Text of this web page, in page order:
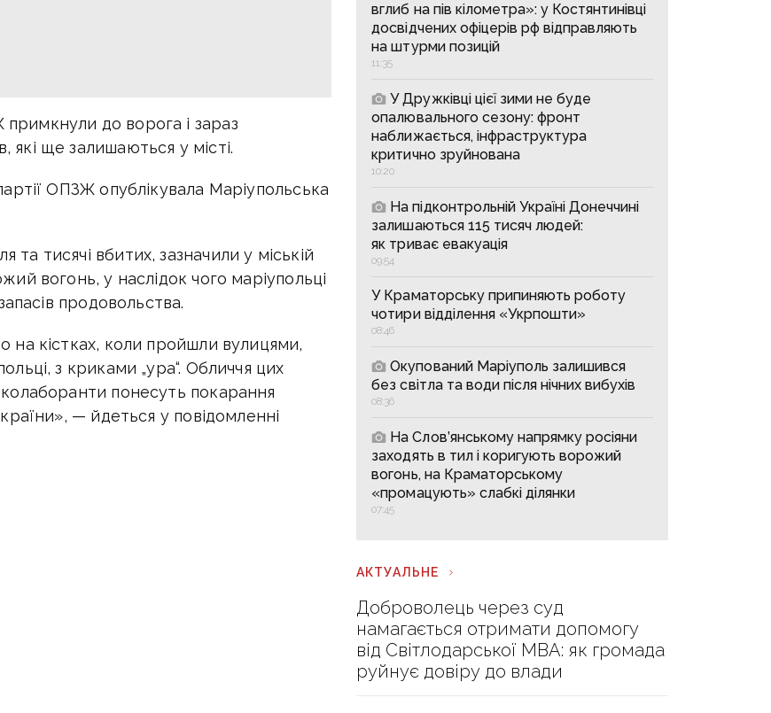
до ворога і зараз
ще залишаються у місті.
ОПЗЖ опублікувала Маріупольська
тисячі вбитих, зазначили у міській
вогонь, у наслідок чого маріупольці
продовольства.
на кістках, коли пройшли вулицями,
з криками „ура“. Обличчя цих
понесуть покарання
— йдеться у повідомленні
вглиб на пів кілометра»: у Костянтинівці
досвідчених офіцерів рф відправляють
на штурми позицій
11:35
У Дружківці цієї зими не буде
опалювального сезону: фронт
наближається, інфраструктура
критично зруйнована
10:20
На підконтрольній Україні Донеччині
залишаються 115 тисяч людей:
як триває евакуація
09:54
У Краматорську припиняють роботу
чотири відділення «Укрпошти»
08:46
Окупований Маріуполь залишився
без світла та води після нічних вибухів
08:36
На Слов’янському напрямку росіяни
заходять в тил і коригують ворожий
вогонь, на Краматорському
«промацують» слабкі ділянки
07:45
АКТУАЛЬНЕ
Доброволець через суд
намагається отримати допомогу
від Світлодарської МВА: як громада
руйнує довіру до влади